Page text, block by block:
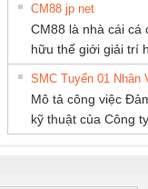
sát chuỗi
tấm pin
16I+
(2502520000)
Bộ
điện
CÔNG TY CỔ
PHẦN DÂY VÀ
CÁP ĐIỆN
THƯỢNG ĐÌNH
CM88 jp net
CM88 là nhà cái
hữu thế giới giải trí
SMC Tuyển 01 Nhân
Mô tả công việc
kỹ thuật của Công ty